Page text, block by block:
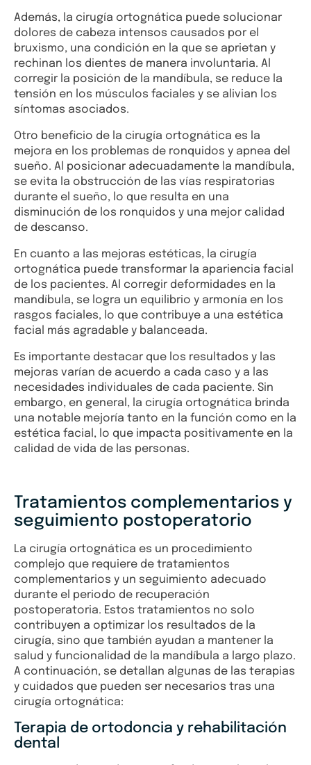
Además, la cirugía ortognática puede solucionar
dolores de cabeza intensos causados por el
bruxismo, una condición en la que se aprietan y
rechinan los dientes de manera involuntaria. Al
corregir la posición de la mandíbula, se reduce la
tensión en los músculos faciales y se alivian los
síntomas asociados.
Otro beneficio de la cirugía ortognática es la
mejora en los problemas de ronquidos y apnea del
sueño. Al posicionar adecuadamente la mandíbula,
se evita la obstrucción de las vías respiratorias
durante el sueño, lo que resulta en una
disminución de los ronquidos y una mejor calidad
de descanso.
En cuanto a las mejoras estéticas, la cirugía
ortognática puede transformar la apariencia facial
de los pacientes. Al corregir deformidades en la
mandíbula, se logra un equilibrio y armonía en los
rasgos faciales, lo que contribuye a una estética
facial más agradable y balanceada.
Es importante destacar que los resultados y las
mejoras varían de acuerdo a cada caso y a las
necesidades individuales de cada paciente. Sin
embargo, en general, la cirugía ortognática brinda
una notable mejoría tanto en la función como en la
estética facial, lo que impacta positivamente en la
calidad de vida de las personas.
Tratamientos complementarios y
seguimiento postoperatorio
La cirugía ortognática es un procedimiento
complejo que requiere de tratamientos
complementarios y un seguimiento adecuado
durante el periodo de recuperación
postoperatoria. Estos tratamientos no solo
contribuyen a optimizar los resultados de la
cirugía, sino que también ayudan a mantener la
salud y funcionalidad de la mandíbula a largo plazo.
A continuación, se detallan algunas de las terapias
y cuidados que pueden ser necesarios tras una
cirugía ortognática:
Terapia de ortodoncia y rehabilitación
dental